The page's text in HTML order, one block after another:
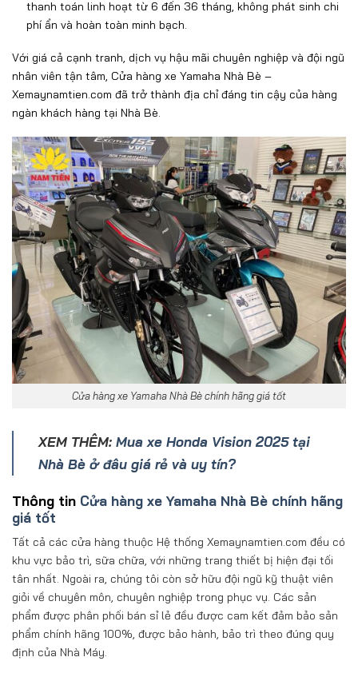
thanh toán linh hoạt từ 6đến 36 tháng, không phát sinh chi
phíẩn và hoàn toàn minh bạch.
Với giá cả cạnh tranh, dịch vụ hậu mãi chuyên nghiệp và đội ngũ
nhân viên tận tâm, Cửa hàng xe Yamaha Nhà Bè –
Xemaynamtien.com đã trở thành địa chỉđáng tin cậy của hàng
ngàn khách hàng tại Nhà Bè.
Cửa hàng xe Yamaha Nhà Bè chính hãng giá tốt
XEM THÊM:Mua xe Honda Vision 2025 tại
Nhà Bè ở đâu giá rẻ và uy tín?
Thông tin Cửa hàng xe Yamaha Nhà Bè chính hãng
giá tốt
Tất cả các cửa hàng thuộc Hệ thống Xemaynamtien.com đều có
khu vực bảo trì, sữa chữa, với những trang thiết bị hiện đại tối
tân nhất. Ngoài ra, chúng tôi còn sở hữu đội ngũ kỹ thuật viên
giỏi về chuyên môn, chuyên nghiệp trong phục vụ. Các sản
phẩm được phân phối bán sỉ lẻ đều được cam kết đảm bảo sản
phẩm chính hãng 100%, được bảo hành, bảo trì theo đúng quy
định của Nhà Máy.